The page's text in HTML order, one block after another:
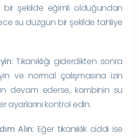
şekilde eğimli olduğundan
su düzgün bir şekilde tahliye
Tıkanıklığı giderdikten sonra
ve normal çalışmasına izin
devam ederse, kombinin su
ayarlarını kontrol edin.
Alın: Eğer tıkanıklık ciddi ise